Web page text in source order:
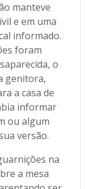
manteve
e em uma
informado.
foram
o
genitora,
a casa de
informar
ou algum
versão.
na
a mesa